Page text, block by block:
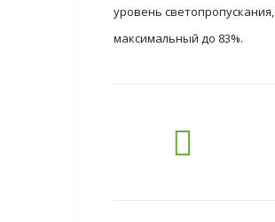
уровень светопропускания,
максимальный до 83%.